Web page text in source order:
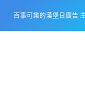
content
百事可樂的漢堡日廣告